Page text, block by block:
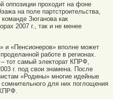
оппозиции проходит на фоне
на поле партстроительства,
Зюганова как
2007 г., так и не менее
и «Пенсионеров» вполне может
работе в регионах.
тот самый электорат КПРФ,
г. под свои знамена. После
«Родины» многие идейные
для них поглощения